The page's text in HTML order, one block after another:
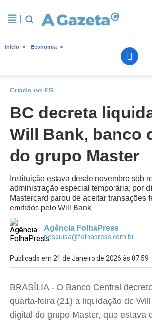
Início Economia
Criado no ES
BC decreta
Will Bank, banco
do grupo Master
Instituição estava desde novembro sob
administração especial temporária; por
Mastercard parou de aceitar transações
emitidos pelo Will Bank
Agência FolhaPress
pesquisa@folhapress.com.br
Publicado em 21 de Janeiro de 2026 às 07:59
BRASÍLIA - O Banco Central
quarta-feira (21) a liquidação do
digital do grupo Master, que estava